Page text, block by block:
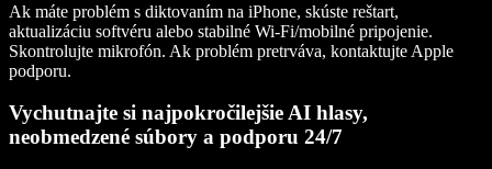
Ak máte problém s diktovaním na iPhone, skúste reštart,
aktualizáciu softvéru alebo stabilné Wi‑Fi/mobilné pripojenie.
Skontrolujte mikrofón. Ak problém pretrváva, kontaktujte Apple
podporu.
Vychutnajte si najpokročilejšie AI hlasy,
neobmedzené súbory a podporu 24/7